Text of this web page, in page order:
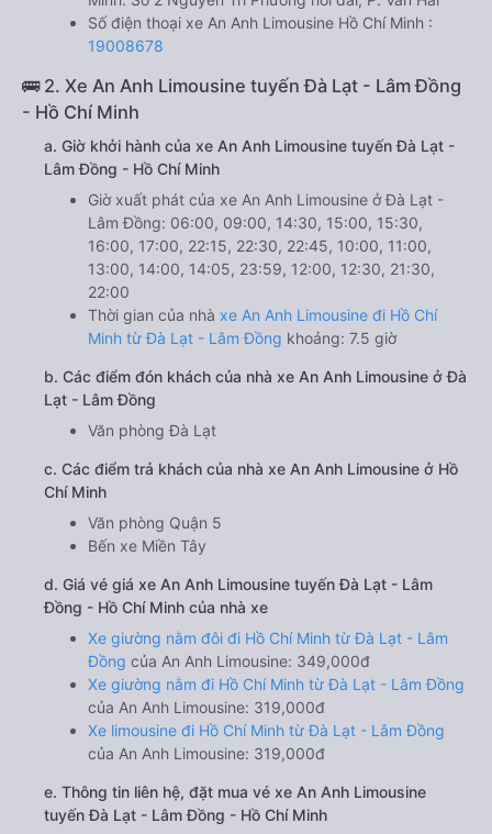
Số điện thoại xe An Anh Limousine Hồ Chí Minh :
19008678
🚌 2. Xe An Anh Limousine tuyến Đà Lạt - Lâm Đồng
- Hồ Chí Minh
a. Giờ khởi hành của xe An Anh Limousine tuyến Đà Lạt -
Lâm Đồng - Hồ Chí Minh
Giờ xuất phát của xe An Anh Limousine ở Đà Lạt -
Lâm Đồng: 06:00, 09:00, 14:30, 15:00, 15:30,
16:00, 17:00, 22:15, 22:30, 22:45, 10:00, 11:00,
13:00, 14:00, 14:05, 23:59, 12:00, 12:30, 21:30,
22:00
Thời gian của nhà xe An Anh Limousine đi Hồ Chí
Minh từ Đà Lạt - Lâm Đồng khoảng: 7.5 giờ
b. Các điểm đón khách của nhà xe An Anh Limousine ở Đà
Lạt - Lâm Đồng
Văn phòng Đà Lạt
c. Các điểm trả khách của nhà xe An Anh Limousine ở Hồ
Chí Minh
Văn phòng Quận 5
Bến xe Miền Tây
d. Giá vé giá xe An Anh Limousine tuyến Đà Lạt - Lâm
Đồng - Hồ Chí Minh của nhà xe
Xe giường nằm đôi đi Hồ Chí Minh từ Đà Lạt - Lâm
Đồng của An Anh Limousine: 349,000đ
Xe giường nằm đi Hồ Chí Minh từ Đà Lạt - Lâm Đồng
của An Anh Limousine: 319,000đ
Xe limousine đi Hồ Chí Minh từ Đà Lạt - Lâm Đồng
của An Anh Limousine: 319,000đ
e. Thông tin liên hệ, đặt mua vé xe An Anh Limousine
tuyến Đà Lạt - Lâm Đồng - Hồ Chí Minh